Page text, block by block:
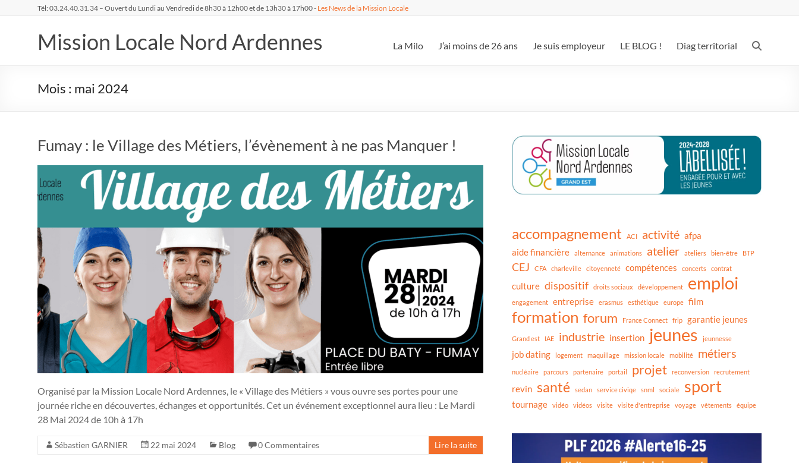
Tél: 03.24.40.31.34 – Ouvert du Lundi au Vendredi de 8h30 à 12h00 et de 13h30 à 17h00 - Les News de la Mission Locale
Mission Locale Nord Ardennes La Milo J’ai moins de 26 ans Je suis employeur LE BLOG ! Diag territorial
Mois : mai 2024
Fumay : le Village des Métiers, l’évènement à ne pas Manquer !
Organisé par la Mission Locale Nord Ardennes, le « Village des Métiers » vous ouvre ses portes pour une
journée riche en découvertes, échanges et opportunités. Cet un événement exceptionnel aura lieu : Le Mardi
28 Mai 2024 de 10h à 17h
Sébastien GARNIER 22 mai 2024 Blog 0 Commentaires Lire la suite
accompagnement ACI activité afpa
aide financière
alternance animations atelier ateliers bien-être BTP
CEJ CFA charleville citoyenneté compétences concerts contrat
culture dispositif droits sociaux développement emploi
engagement entreprise erasmus esthétique europe film
formation forum France Connect frip garantie jeunes
Grand est IAE industrie insertion jeunes jeunnesse
job dating logement maquillage mission locale mobilité métiers
nucléaire parcours partenaire portail projet reconversion recrutement
revin santé sedan service civiqe snml sociale sport
tournage vidéo vidéos visite visite d'entreprise voyage vêtements équipe